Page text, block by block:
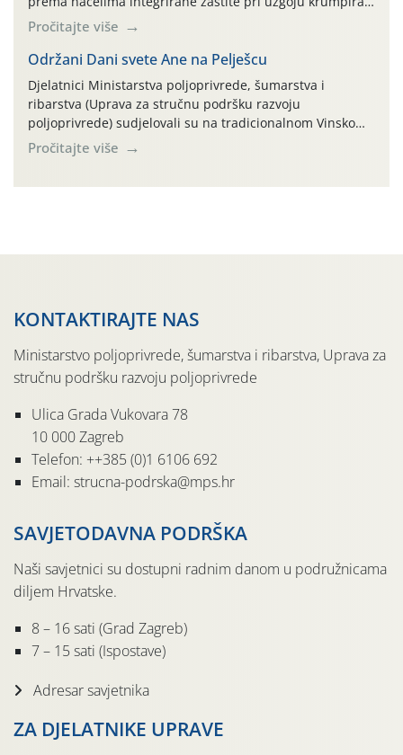
na pokusnom polju "Poredje", kraj naselja Belica (ARKOD
parcela ID 2445031) (središnji dio Međimurske županije).
Pročitajte više
Održani Dani svete Ane na Pelješcu
Djelatnici Ministarstva poljoprivrede, šumarstva i
ribarstva (Uprava za stručnu podršku razvoju
poljoprivrede) sudjelovali su na tradicionalnom Vinskom
forumu, održanom 24.07.2026. godine u Domu vinarske
tradicije u Putnikovićima na poluotoku Pelješcu, u
Pročitajte više
KONTAKTIRAJTE NAS
Ministarstvo poljoprivrede, šumarstva i ribarstva, Uprava za
stručnu podršku razvoju poljoprivrede
Ulica Grada Vukovara 78
10 000 Zagreb
Telefon: ++385 (0)1 6106 692
Email: strucna-podrska@mps.hr
SAVJETODAVNA PODRŠKA
Naši savjetnici su dostupni radnim danom u podružnicama
diljem Hrvatske.
8 – 16 sati (Grad Zagreb)
7 – 15 sati (Ispostave)
Adresar savjetnika
ZA DJELATNIKE UPRAVE